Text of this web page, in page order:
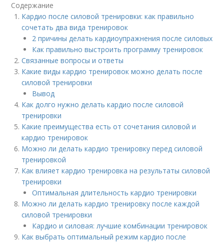
Содержание
Кардио после силовой тренировки: как правильно
сочетать два вида тренировок
2 причины делать кардиоупражнения после силовых
Как правильно выстроить программу тренировок
Связанные вопросы и ответы
Какие виды кардио тренировок можно делать после
силовой тренировки
Вывод
Как долго нужно делать кардио после силовой
тренировки
Какие преимущества есть от сочетания силовой и
кардио тренировок
Можно ли делать кардио тренировку перед силовой
тренировкой
Как влияет кардио тренировка на результаты силовой
тренировки
Оптимальная длительность кардио тренировки
Можно ли делать кардио тренировку после каждой
силовой тренировки
Кардио и силовая: лучшие комбинации тренировок
Как выбрать оптимальный режим кардио после